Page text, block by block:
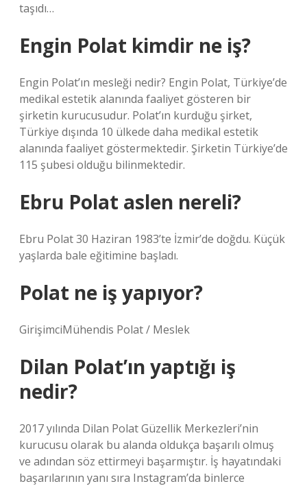
taşıdı…
Engin Polat kimdir ne iş?
Engin Polat’ın mesleği nedir? Engin Polat, Türkiye’de
medikal estetik alanında faaliyet gösteren bir
şirketin kurucusudur. Polat’ın kurduğu şirket,
Türkiye dışında 10 ülkede daha medikal estetik
alanında faaliyet göstermektedir. Şirketin Türkiye’de
115 şubesi olduğu bilinmektedir.
Ebru Polat aslen nereli?
Ebru Polat 30 Haziran 1983’te İzmir’de doğdu. Küçük
yaşlarda bale eğitimine başladı.
Polat ne iş yapıyor?
GirişimciMühendis Polat / Meslek
Dilan Polat’ın yaptığı iş
nedir?
2017 yılında Dilan Polat Güzellik Merkezleri’nin
kurucusu olarak bu alanda oldukça başarılı olmuş
ve adından söz ettirmeyi başarmıştır. İş hayatındaki
başarılarının yanı sıra Instagram’da binlerce